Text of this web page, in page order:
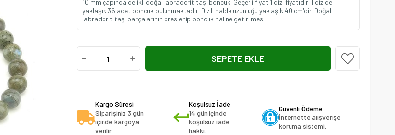
10 mm çapında delikli doğal labradorit taşı boncuk. Geçerli fiyat 1 dizi fiyatıdır. 1 dizide
yaklaşık 36 adet boncuk bulunmaktadır. Dizili halde uzunluğu yaklaşık 40 cm'dir. Doğal
labradorit taşı parçalarının preslenip boncuk haline getirilmesi
Kargo Süresi
Siparişiniz 3 gün
içinde kargoya
verilir.
Koşulsuz İade
14 gün içinde
koşulsuz iade
hakkı.
Güvenli Ödeme
İnternette alışverişe
koruma sistemi.